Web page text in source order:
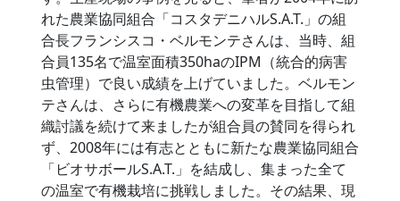
れた農業協同組合「コスタデニハルS.A.T.」の組
合長フランシスコ・ベルモンテさんは、当時、組
合員135名で温室面積350haのIPM（統合的病害
虫管理）で良い成績を上げていました。ベルモン
テさんは、さらに有機農業への変革を目指して組
織討議を続けて来ましたが組合員の賛同を得られ
ず、2008年には有志とともに新たな農業協同組合
「ビオサボールS.A.T.」を結成し、集まった全て
の温室で有機栽培に挑戦しました。その結果、現